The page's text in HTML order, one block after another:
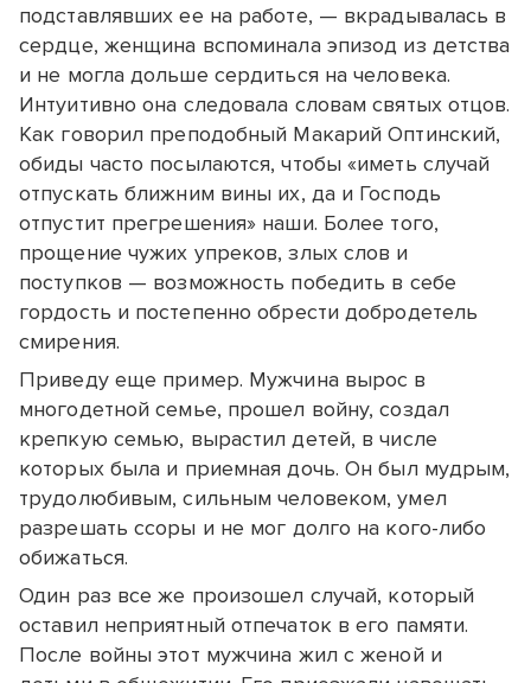
подставлявших ее на работе, — вкрадывалась в
сердце, женщина вспоминала эпизод из детства
и не могла дольше сердиться на человека.
Интуитивно она следовала словам святых отцов.
Как говорил преподобный Макарий Оптинский,
обиды часто посылаются, чтобы «иметь случай
отпускать ближним вины их, да и Господь
отпустит прегрешения» наши. Более того,
прощение чужих упреков, злых слов и
поступков — возможность победить в себе
гордость и постепенно обрести добродетель
смирения.
Приведу еще пример. Мужчина вырос в
многодетной семье, прошел войну, создал
крепкую семью, вырастил детей, в числе
которых была и приемная дочь. Он был мудрым,
трудолюбивым, сильным человеком, умел
разрешать ссоры и не мог долго на кого-либо
обижаться.
Один раз все же произошел случай, который
оставил неприятный отпечаток в его памяти.
После войны этот мужчина жил с женой и